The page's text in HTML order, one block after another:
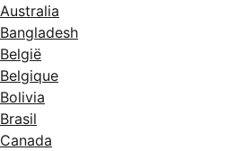
Australia
Bangladesh
België
Belgique
Bolivia
Brasil
Canada